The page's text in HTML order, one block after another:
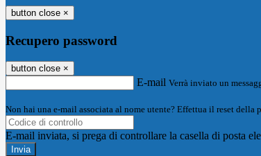
button close ×
Recupero password
button close ×
E-mail Verrà inviato un
Non hai una e-mail associata al nome utente? Effettua il reset della
E-mail inviata, si prega di controllare la casella di posta